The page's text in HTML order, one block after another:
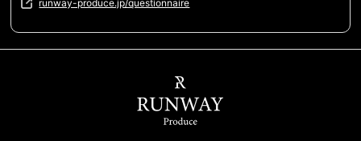
runway-produce.jp/questionnaire